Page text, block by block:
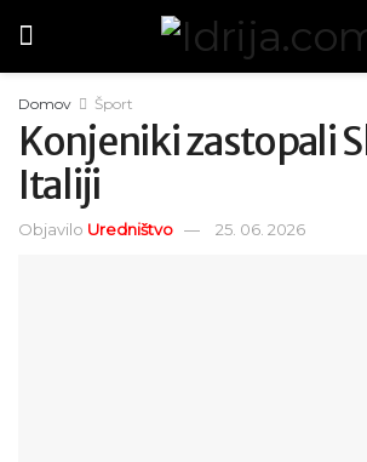
Domov Šport
Konjeniki zastopali
Italiji
Objavilo Uredništvo 25. 06. 2026